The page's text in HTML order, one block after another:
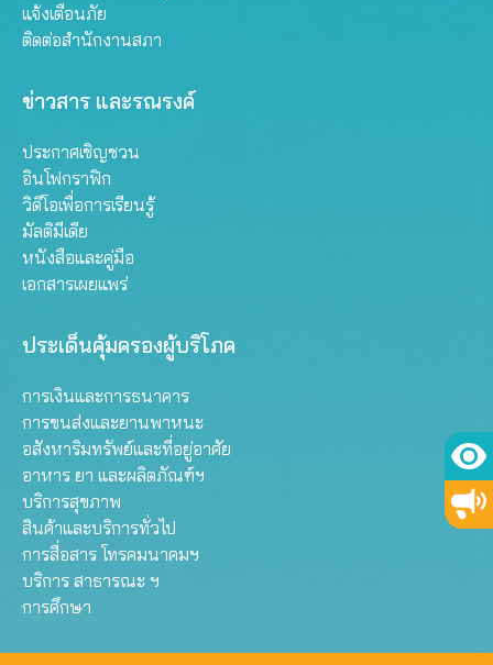
แจ้งเตือนภัย
ติดต่อสำนักงานสภา
ข่าวสาร และรณรงค์
ประกาศเชิญชวน
อินโฟกราฟิก
วิดีโอเพื่อการเรียนรู้
มัลติมีเดีย
หนังสือและคู่มือ
เอกสารเผยแพร่
ประเด็นคุ้มครองผู้บริโภค
การเงินและการธนาคาร
การขนส่งและยานพาหนะ
อสังหาริมทรัพย์และที่อยู่อาศัย
อาหาร ยา และผลิตภัณฑ์ฯ
บริการสุขภาพ
สินค้าและบริการทั่วไป
การสื่อสาร โทรคมนาคมฯ
บริการ สาธารณะ ฯ
การศึกษา